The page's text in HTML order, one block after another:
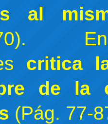
al
En
critica
de la
(Pág. 77-